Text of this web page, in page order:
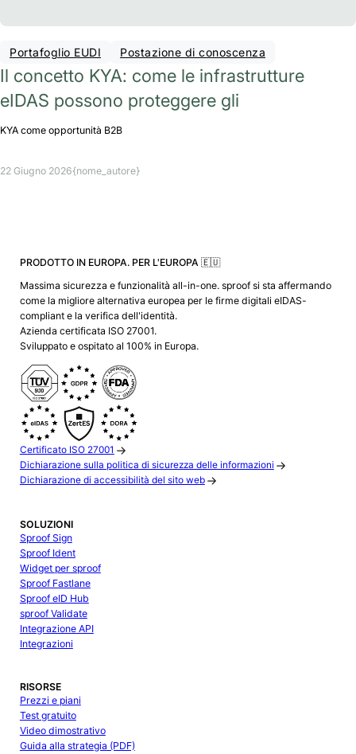
Portafoglio EUDI Postazione di conoscenza
Il concetto KYA: come le infrastrutture
eIDAS possono proteggere gli
KYA come opportunità B2B
22 Giugno 2026{nome_autore}
PRODOTTO IN EUROPA. PER L'EUROPA 🇪🇺
Massima sicurezza e funzionalità all-in-one. sproof si sta affermando
come la migliore alternativa europea per le firme digitali eIDAS-
compliant e la verifica dell'identità.
Azienda certificata ISO 27001.
Sviluppato e ospitato al 100% in Europa.
Certificato ISO 27001
Dichiarazione sulla politica di sicurezza delle informazioni
Dichiarazione di accessibilità del sito web
SOLUZIONI
Sproof Sign
Sproof Ident
Widget per sproof
Sproof Fastlane
Sproof eID Hub
sproof Validate
Integrazione API
Integrazioni
RISORSE
Prezzi e piani
Test gratuito
Video dimostrativo
Guida alla strategia (PDF)